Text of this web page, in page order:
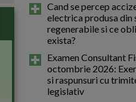
Cand se percep
electrica produsa din
regenerabile si ce
exista?
Examen Consultant
octombrie 2026:
si raspunsuri cu
legislativ